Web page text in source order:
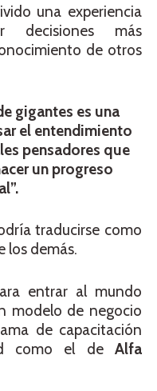
una experiencia
decisiones más
de otros
gigantes es una
el entendimiento
pensadores que
un progreso
traducirse como
los demás.
entrar al mundo
modelo de negocio
de capacitación
como el de Alfa